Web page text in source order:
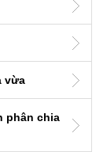
vừa
phân chia